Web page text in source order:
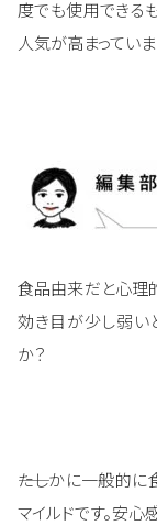
度でも使用できる
人気が高まっていま
食品由来だと心理
効き目が少し弱い
か？
――たしかに一般的
マイルドです。安心